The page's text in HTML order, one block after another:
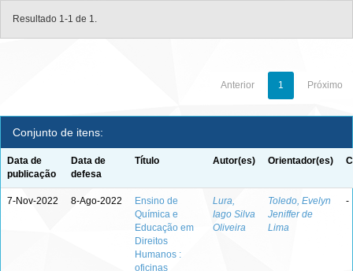
Resultado 1-1 de 1.
Anterior 1 Próximo
Conjunto de itens:
Data de
publicação
Data de
defesa
Título Autor(es) Orientador(es)
7-Nov-2022 8-Ago-2022
Ensino de
Química e
Educação em
Direitos
Humanos :
oficinas
Lura,
Iago Silva
Oliveira
Toledo, Evelyn
Jeniffer de
Lima
-